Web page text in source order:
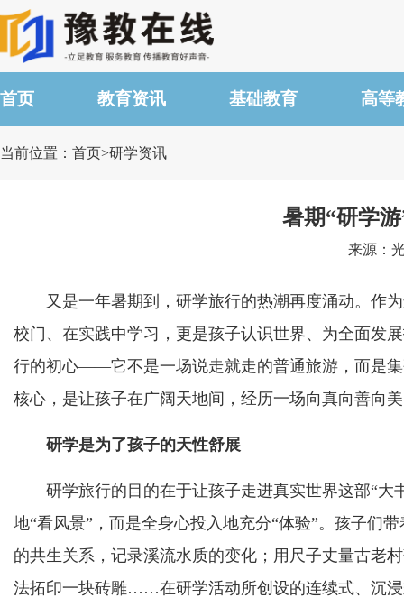
首页 教育资讯 基础教育 高等
当前位置：首页>研学资讯
暑期“研学
来源：
又是一年暑期到，研学旅行的热潮再度涌动。作为
校门、在实践中学习，更是孩子认识世界、为全面发
行的初心——它不是一场说走就走的普通旅游，而是
核心，是让孩子在广阔天地间，经历一场向真向善向
研学是为了孩子的天性舒展
研学旅行的目的在于让孩子走进真实世界这部“大
地“看风景”，而是全身心投入地充分“体验”。孩子们
的共生关系，记录溪流水质的变化；用尺子丈量古老
法拓印一块砖雕……在研学活动所创设的连续式、沉